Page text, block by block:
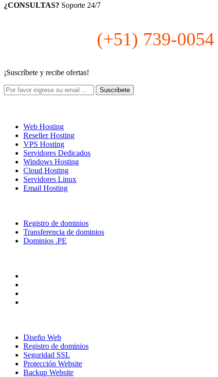
¿CONSULTAS? Soporte 24/7
(+51) 739-0054
¡Suscríbete y recibe ofertas!
Web Hosting
Reseller Hosting
VPS Hosting
Servidores Dedicados
Windows Hosting
Cloud Hosting
Servidores Linux
Email Hosting
Registro de dominios
Transferencia de dominios
Dominios .PE
Diseño Web
Registro de dominios
Seguridad SSL
Protección Website
Backup Website